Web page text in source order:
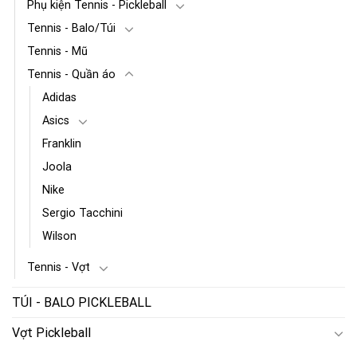
Phụ kiện Tennis - Pickleball
Tennis - Balo/Túi
Tennis - Mũ
Tennis - Quần áo
Adidas
Asics
Franklin
Joola
Nike
Sergio Tacchini
Wilson
Tennis - Vợt
TÚI - BALO PICKLEBALL
Vợt Pickleball